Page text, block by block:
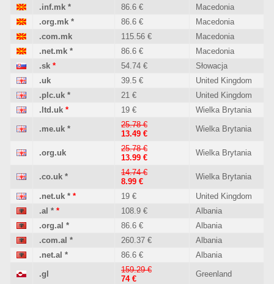
.inf.mk * 86.6 €
Macedonia
.org.mk * 86.6 €
Macedonia
.com.mk
115.56 €
Macedonia
.net.mk * 86.6 €
Macedonia
.sk * 54.74 €
Słowacja
.uk
39.5 €
United Kingdom
.plc.uk * 21 €
United Kingdom
.ltd.uk * 19 € Wielka Brytania
.me.uk *
25.78 €
13.49 €
Wielka Brytania
.org.uk
25.78 €
13.99 €
Wielka Brytania
.co.uk *
14.74 €
8.99 €
Wielka Brytania
.net.uk * * 19 €
United Kingdom
.al * * 108.9 €
Albania
.org.al * 86.6 €
Albania
.com.al * 260.37 €
Albania
.net.al * 86.6 € Albania
.gl
159.29 €
74 €
Greenland